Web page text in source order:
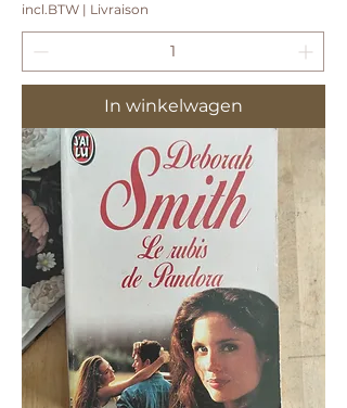
incl.BTW | Livraison
In winkelwagen